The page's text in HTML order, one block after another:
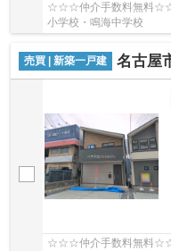
☆☆☆仲介手数料無料
小学校・鳴海中学校
売買 | 新築一戸建 名古屋市緑区浦
☆☆☆仲介手数料無料